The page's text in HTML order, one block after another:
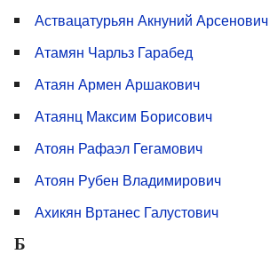
Аствацатурьян Акнуний Арсенович
Атамян Чарльз Гарабед
Атаян Армен Аршакович
Атаянц Максим Борисович
Атоян Рафаэл Гегамович
Атоян Рубен Владимирович
Ахикян Вртанес Галустович
Б